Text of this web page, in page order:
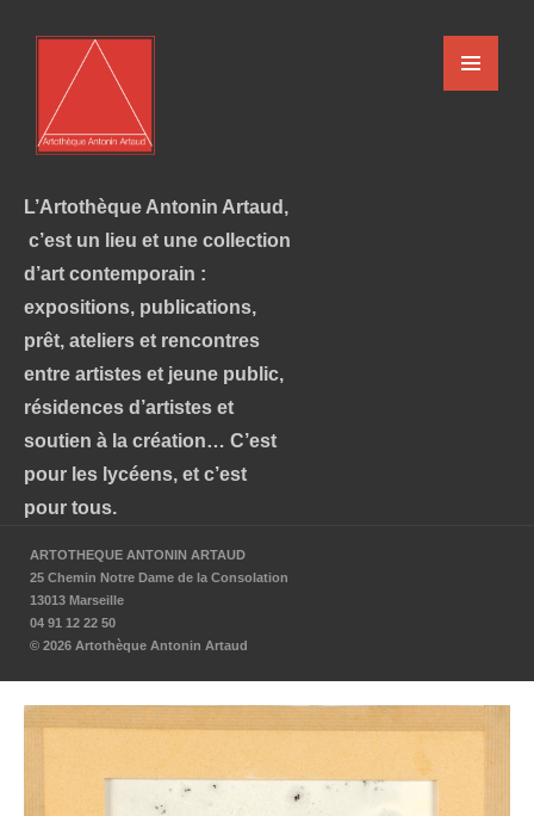
L’Artothèque Antonin Artaud,
c’est un lieu et une collection
d’art contemporain :
expositions, publications,
prêt, ateliers et rencontres
entre artistes et jeune public,
résidences d’artistes et
soutien à la création… C’est
pour les lycéens, et c’est
pour tous.
ARTOTHEQUE ANTONIN ARTAUD
25 Chemin Notre Dame de la Consolation
13013 Marseille
04 91 12 22 50
© 2026 Artothèque Antonin Artaud